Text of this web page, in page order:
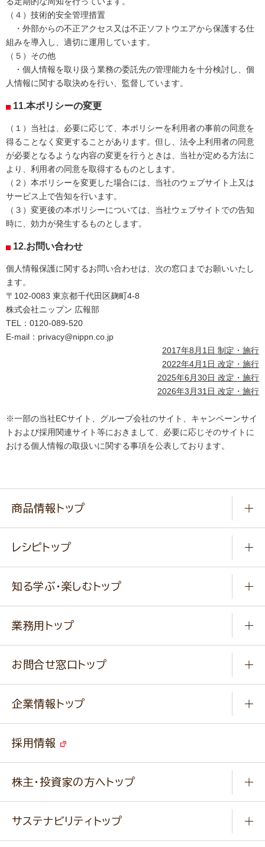
（４）技術的安全管理措置
・外部からの不正アクセス又は不正ソフトウエアから保護する仕
組みを導入し、適切に運用しています。
（５）その他
・個人情報を取り扱う業務の委託先の管理能力を十分検討し、個
人情報に関する取決めを行い、監督しています。
11.本ポリシーの変更
（１）当社は、必要に応じて、本ポリシーを利用者の事前の同意を
得ることなく変更することがあります。但し、法令上利用者の同意
が必要となるような内容の変更を行うときは、当社が定める方法に
より、利用者の同意を取得するものとします。
（２）本ポリシーを変更した場合には、当社のウェブサイト上又は
サービス上で告知を行います。
（３）変更後の本ポリシーについては、当社ウェブサイトでの告知
時に、効力が発生するものとします。
12.お問い合わせ
個人情報保護に関するお問い合わせは、次の窓口までお願いいたし
ます。
〒102-0083 東京都千代田区麹町4-8
株式会社ニップン 広報部
TEL：0120-089-520
E-mail：privacy@nippn.co.jp
2017年8月1日 制定・施行
2022年4月1日 改定・施行
2025年6月30日 改定・施行
2026年3月31日 改定・施行
※一部の当社ECサイト、グループ会社のサイト、キャンペーンサイ
トおよび採用関連サイト等におきまして、必要に応じそのサイトに
おける個人情報の取扱いに関する事項を公表しております。
商品情報トップ
健康食品・他
新商品・リニューアル商品
通販サイト一覧
レシピトップ
作り方動画
みなさまのレシピはこちら
知る学ぶ・楽しむトップ
ふっくらパンをつくりましょう
キャンペーン
業務用トップ
ニップンの アマニ 業務用サイト
ベジカフェブランドサイト
お問合せ窓口トップ
改善事例
業務用商品のお問合せ
企業情報トップ
事業紹介
経営理念・経営方針・行動規範・行動指針
ニップンの歴史
採用情報
株主・投資家の方へトップ
サステナビリティトップ